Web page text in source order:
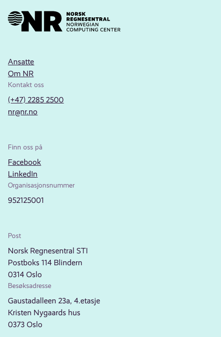
Ansatte
Om NR
Kontakt oss
(+47) 2285 2500
nr@nr.no
Finn oss på
Facebook
LinkedIn
Organisasjonsnummer
952125001
Post
Norsk Regnesentral STI
Postboks 114 Blindern
0314 Oslo
Besøksadresse
Gaustadalleen 23a, 4.etasje
Kristen Nygaards hus
0373 Oslo